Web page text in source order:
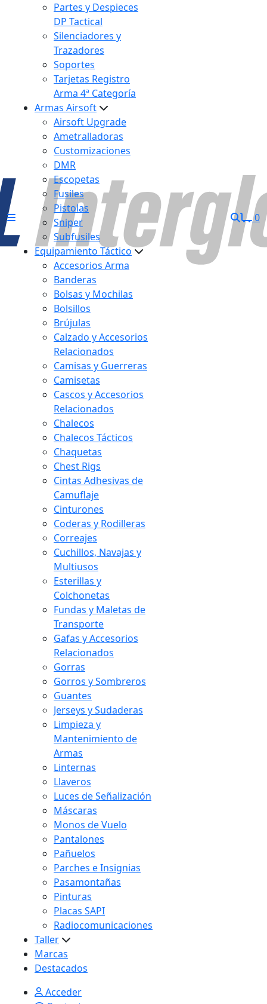
Partes y Despieces
DP Tactical
Silenciadores y
Trazadores
Soportes
Tarjetas Registro
Arma 4ª Categoría
Armas Airsoft
Airsoft Upgrade
Ametralladoras
Customizaciones
DMR
Escopetas
Fusiles
Pistolas
Sniper
Subfusiles
Equipamiento Táctico
Accesorios Arma
Banderas
Bolsas y Mochilas
Bolsillos
Brújulas
Calzado y Accesorios
Relacionados
Camisas y Guerreras
Camisetas
Cascos y Accesorios
Relacionados
Chalecos
Chalecos Tácticos
Chaquetas
Chest Rigs
Cintas Adhesivas de
Camuflaje
Cinturones
Coderas y Rodilleras
Correajes
Cuchillos, Navajas y
Multiusos
Esterillas y
Colchonetas
Fundas y Maletas de
Transporte
Gafas y Accesorios
Relacionados
Gorras
Gorros y Sombreros
Guantes
Jerseys y Sudaderas
Limpieza y
Mantenimiento de
Armas
Linternas
Llaveros
Luces de Señalización
Máscaras
Monos de Vuelo
Pantalones
Pañuelos
Parches e Insignias
Pasamontañas
Pinturas
Placas SAPI
Radiocomunicaciones
Taller
Marcas
Destacados
Acceder
0